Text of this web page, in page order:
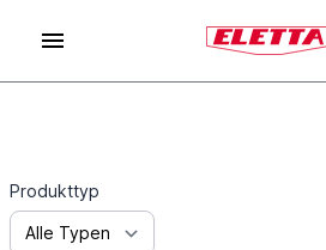
Produkttyp